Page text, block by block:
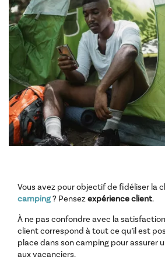
Vous avez pour objectif de fidéliser la
camping? Pensezexpérience client.
À ne pas confondre avec la
client correspond à tout ce qu’il est
place dans son camping pour assurer
aux vacanciers.